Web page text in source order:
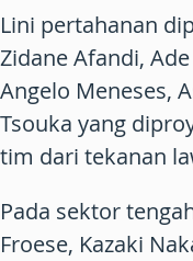
Lini pertahanan
Zidane Afandi,
Angelo Meneses,
Tsouka yang
tim dari tekanan
Pada sektor
Froese, Kazaki